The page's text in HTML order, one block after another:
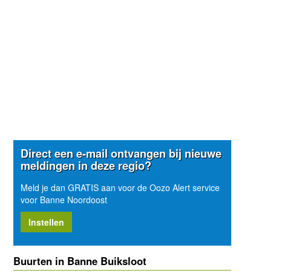
Direct een e-mail ontvangen bij nieuwe
meldingen in deze regio?
Meld je dan GRATIS aan voor de Oozo Alert service
voor Banne Noordoost
Instellen
Buurten in Banne Buiksloot